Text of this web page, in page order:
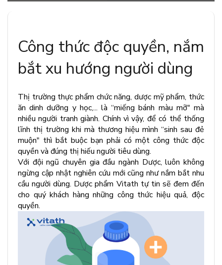
Công thức độc quyền, nắm
bắt xu hướng người dùng
Thị trường thực phẩm chức năng, dược mỹ phẩm, thức
ăn dinh dưỡng y học,... là “miếng bánh màu mỡ" mà
nhiều người tranh giành. Chính vì vậy, để có thể thống
lĩnh thị trường khi mà thương hiệu mình “sinh sau đẻ
muộn" thì bắt buộc bạn phải có một công thức độc
quyền và đúng thị hiếu người tiêu dùng.
Với đội ngũ chuyên gia đầu ngành Dược, luôn không
ngừng cập nhật nghiên cứu mới cũng như nắm bắt nhu
cầu người dùng. Dược phẩm Vitath tự tin sẽ đem đến
cho quý khách hàng những công thức hiệu quả, độc
quyền.